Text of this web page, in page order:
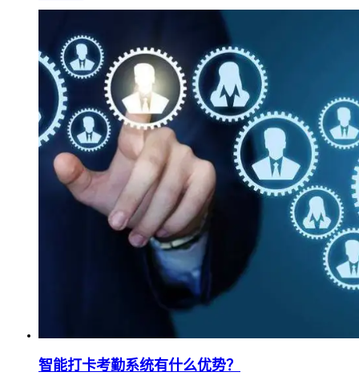
智能打卡考勤系统有什么优势？